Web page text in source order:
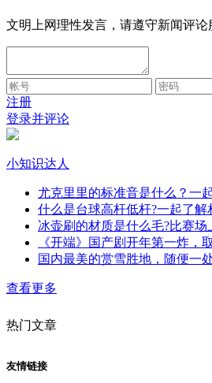
文明上网理性发言，请遵守新闻评论
注册
登录并评论
小知识达人
尤克里里的标准音是什么？一
什么是台球高杆低杆?一起了解
冰壶刷的材质是什么毛?比赛场
《开端》国产剧开年第一炸，
国内最美的赏雪胜地，随便一
查看更多
热门文章
友情链接